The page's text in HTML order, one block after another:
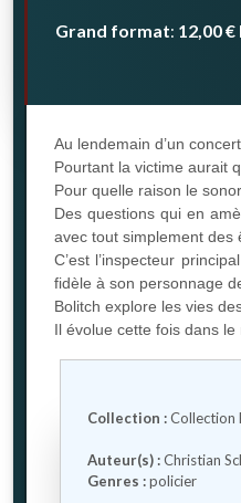
Grand format: 12,00 €
Au lendemain d’un
Pourtant la victime aurait
Pour quelle raison le
Des questions qui en
avec tout simplement des
C’est l’inspecteur
fidèle à son personnage
Bolitch explore les vies
Il évolue cette fois dans
Collection :Collection
Auteur(s) :Christian
Genres :policier